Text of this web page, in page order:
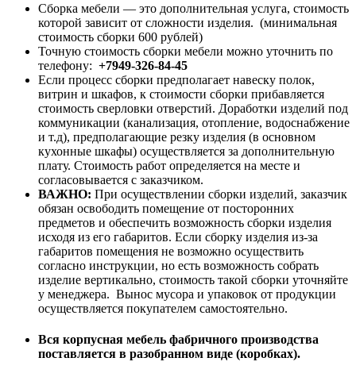
Сборка мебели — это дополнительная услуга, стоимость
которой зависит от сложности изделия. (минимальная
стоимость сборки 600 рублей)
Точную стоимость сборки мебели можно уточнить по
телефону: +7949-326-84-45
Если процесс сборки предполагает навеску полок,
витрин и шкафов, к стоимости сборки прибавляется
стоимость сверловки отверстий. Доработки изделий под
коммуникации (канализация, отопление, водоснабжение
и т.д), предполагающие резку изделия (в основном
кухонные шкафы) осуществляется за дополнительную
плату. Стоимость работ определяется на месте и
согласовывается с заказчиком.
ВАЖНО: При осуществлении сборки изделий, заказчик
обязан освободить помещение от посторонних
предметов и обеспечить возможность сборки изделия
исходя из его габаритов. Если сборку изделия из-за
габаритов помещения не возможно осуществить
согласно инструкции, но есть возможность собрать
изделие вертикально, стоимость такой сборки уточняйте
у менеджера. Вынос мусора и упаковок от продукции
осуществляется покупателем самостоятельно.
Вся корпусная мебель фабричного производства
поставляется в разобранном виде (коробках).